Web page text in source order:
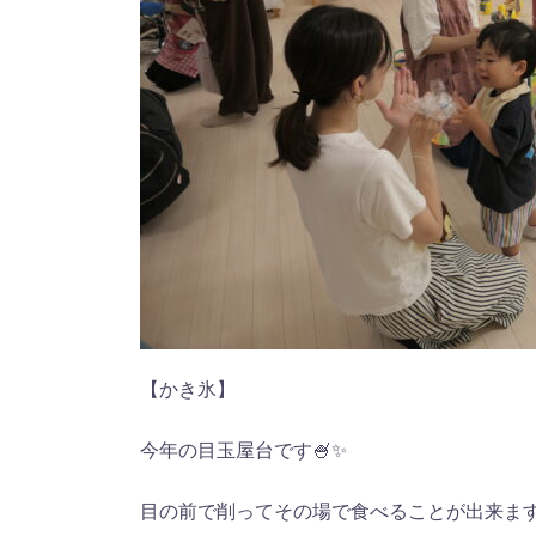
【かき氷】
今年の目玉屋台です🍧✨
目の前で削ってその場で食べることが出来ま